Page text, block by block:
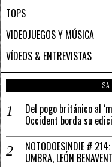
TOPS
VIDEOJUEGOS Y MÚSICA
VÍDEOS & ENTREVISTAS
Del pogo británico al
Occident borda su
NOTODOESINDIE # 214:
UMBRA, LEÓN